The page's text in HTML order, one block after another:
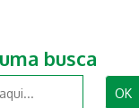
busca